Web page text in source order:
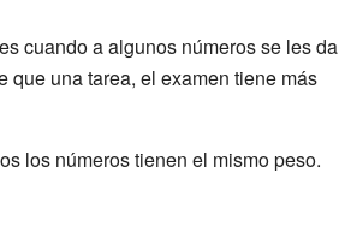
cuando a algunos números se les da
una tarea, el examen tiene más
los números tienen el mismo peso.